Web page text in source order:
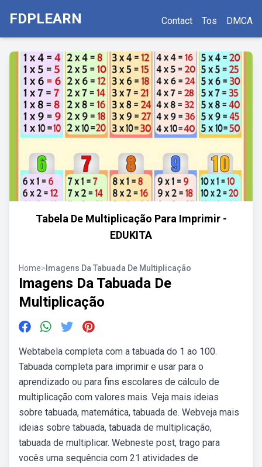
FDPLEARN Contact Tos DMCA
Tabela De Multiplicação Para Imprimir -
EDUKITA
Home> Imagens Da Tabuada De Multiplicação
Imagens Da Tabuada De
Multiplicação
Webtabela completa com a tabuada do 1 ao 100.
Tabuada completa para imprimir e usar para o
aprendizado ou para fins escolares de cálculo de
multiplicação com valores mais. Veja mais ideias
sobre tabuada, matemática, tabuada de. Webveja mais
ideias sobre tabuada, tabuada de multiplicação,
tabuada de multiplicar. Webneste post, trago para
vocês uma sequência com 21 atividades de